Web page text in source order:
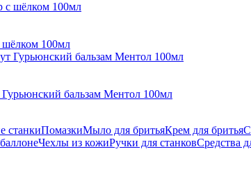
шёлком 100мл
бальзам Ментол 100мл
станкиПомазкиМыло для бритьяКрем для бритья
Чехлы из кожиРучки для станковСредства